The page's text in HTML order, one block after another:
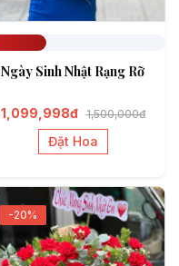
Ngày Sinh Nhật Rạng Rỡ
1,099,998đ 1,500,000đ
Đặt Hoa
-20%